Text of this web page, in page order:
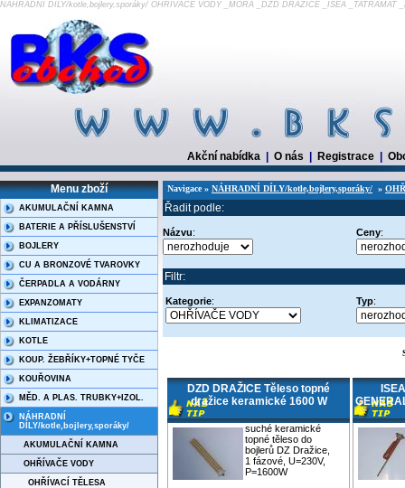
NÁHRADNÍ DÍLY/kotle,bojlery,sporáky/ OHŘÍVAČE VODY _MORA _DZD DRAŽICE _ISEA _TATRAMAT
Akční nabídka O nás Registrace
Menu zboží
AKUMULAČNÍ KAMNA
BATERIE A PŘÍSLUŠENSTVÍ
BOJLERY
CU A BRONZOVÉ TVAROVKY
ČERPADLA A VODÁRNY
EXPANZOMATY
KLIMATIZACE
KOTLE
KOUP. ŽEBŘÍKY+TOPNÉ TYČE
KOUŘOVINA
MĚD. A PLAS. TRUBKY+IZOL.
NÁHRADNÍ
DÍLY/kotle,bojlery,sporáky/
AKUMULAČNÍ KAMNA
OHŘÍVAČE VODY
OHŘÍVACÍ TĚLESA
Navigace » NÁHRADNÍ DÍLY/kotle,bojlery,sporáky/ »
Řadit podle:
Názvu: Ceny:
Filtr:
Kategorie: Typ:
DZD DRAŽICE Těleso topné
dražice keramické 1600 W
suché keramické
topné těleso do
bojlerů DZ Dražice,
1 fázové, U=230V,
P=1600W